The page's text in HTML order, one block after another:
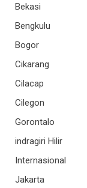
Bekasi
Bengkulu
Bogor
Cikarang
Cilacap
Cilegon
Gorontalo
indragiri Hilir
Internasional
Jakarta